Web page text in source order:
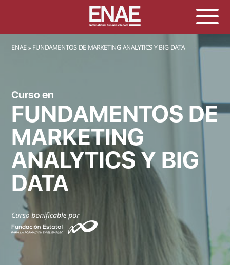
SOBRESCRIBIR ENLACES DE AYUDA A LA NAVEGACIÓN
ENAE FUNDAMENTOS DE MARKETING ANALYTICS Y BIG DATA
Curso en
FUNDAMENTOS DE
MARKETING
ANALYTICS Y BIG
DATA